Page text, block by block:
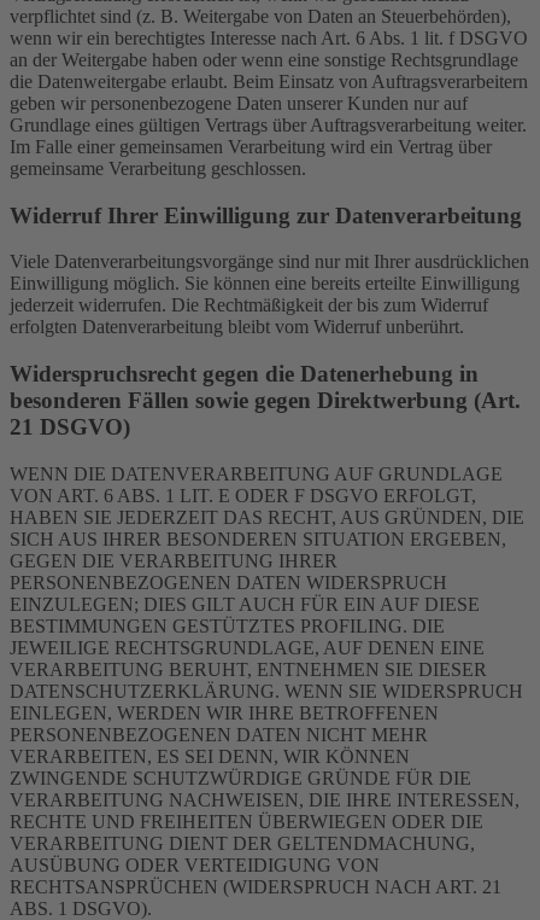
verpflichtet sind (z. B. Weitergabe von Daten an Steuerbehörden),
wenn wir ein berechtigtes Interesse nach Art. 6 Abs. 1 lit. f DSGVO
an der Weitergabe haben oder wenn eine sonstige Rechtsgrundlage
die Datenweitergabe erlaubt. Beim Einsatz von Auftragsverarbeitern
geben wir personenbezogene Daten unserer Kunden nur auf
Grundlage eines gültigen Vertrags über Auftragsverarbeitung weiter.
Im Falle einer gemeinsamen Verarbeitung wird ein Vertrag über
gemeinsame Verarbeitung geschlossen.
Widerruf Ihrer Einwilligung zur Datenverarbeitung
Viele Datenverarbeitungsvorgänge sind nur mit Ihrer ausdrücklichen
Einwilligung möglich. Sie können eine bereits erteilte Einwilligung
jederzeit widerrufen. Die Rechtmäßigkeit der bis zum Widerruf
erfolgten Datenverarbeitung bleibt vom Widerruf unberührt.
Widerspruchsrecht gegen die Datenerhebung in
besonderen Fällen sowie gegen Direktwerbung (Art.
21 DSGVO)
WENN DIE DATENVERARBEITUNG AUF GRUNDLAGE
VON ART. 6 ABS. 1 LIT. E ODER F DSGVO ERFOLGT,
HABEN SIE JEDERZEIT DAS RECHT, AUS GRÜNDEN, DIE
SICH AUS IHRER BESONDEREN SITUATION ERGEBEN,
GEGEN DIE VERARBEITUNG IHRER
PERSONENBEZOGENEN DATEN WIDERSPRUCH
EINZULEGEN; DIES GILT AUCH FÜR EIN AUF DIESE
BESTIMMUNGEN GESTÜTZTES PROFILING. DIE
JEWEILIGE RECHTSGRUNDLAGE, AUF DENEN EINE
VERARBEITUNG BERUHT, ENTNEHMEN SIE DIESER
DATENSCHUTZERKLÄRUNG. WENN SIE WIDERSPRUCH
EINLEGEN, WERDEN WIR IHRE BETROFFENEN
PERSONENBEZOGENEN DATEN NICHT MEHR
VERARBEITEN, ES SEI DENN, WIR KÖNNEN
ZWINGENDE SCHUTZWÜRDIGE GRÜNDE FÜR DIE
VERARBEITUNG NACHWEISEN, DIE IHRE INTERESSEN,
RECHTE UND FREIHEITEN ÜBERWIEGEN ODER DIE
VERARBEITUNG DIENT DER GELTENDMACHUNG,
AUSÜBUNG ODER VERTEIDIGUNG VON
RECHTSANSPRÜCHEN (WIDERSPRUCH NACH ART. 21
ABS. 1 DSGVO).